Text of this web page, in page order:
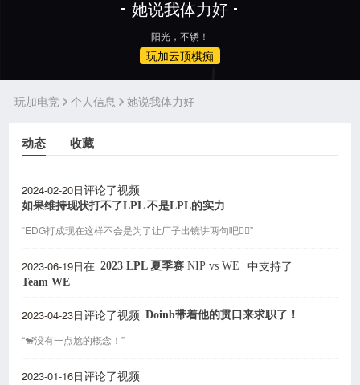
她说我体力好
阳光，不锈！
玩加云顶棋痴
玩加电竞 个人信息 她说我体力好
动态 收藏
2024-02-20日评论了视频
如果维持现状打不了LPL 不是LPL的实力
“EDG打成现在这样不会是为了让厂子出镜讲两句吧🤦‍♂️”
2023-06-19日在 2023 LPL 夏季赛NIP vs WE
中支持了
Team WE
2023-04-23日评论了视频 Doinb带着他的贯口来求职了！
“🐒没有一点尬的概念！”
2023-01-16日评论了视频